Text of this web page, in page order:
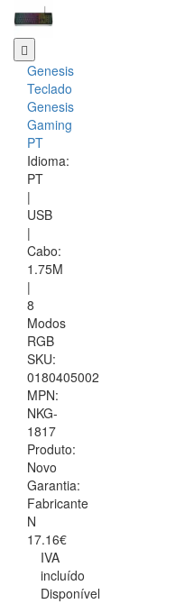
Genesis
Teclado
Genesis
Gaming
PT
Idioma:
PT
|
USB
|
Cabo:
1.75M
|
8
Modos
RGB
SKU:
0180405002
MPN:
NKG-
1817
Produto:
Novo
Garantia:
Fabricante
N
17.16€
IVA
incluído
Disponível